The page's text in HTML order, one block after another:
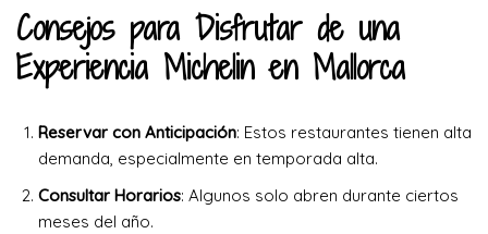
Consejos para Disfrutar de una
Experiencia Michelin en Mallorca
Reservar con Anticipación: Estos restaurantes tienen alta
demanda, especialmente en temporada alta.
Consultar Horarios: Algunos solo abren durante ciertos
meses del año.